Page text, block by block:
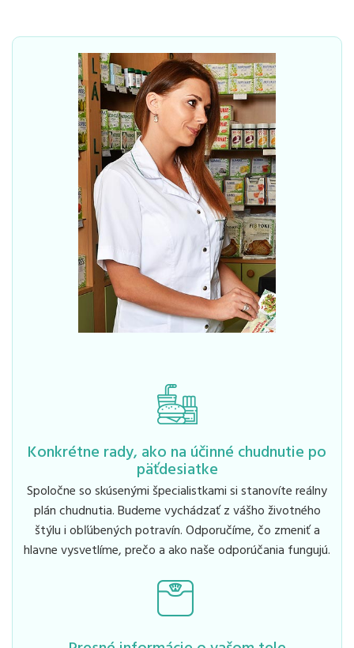
Konkrétne rady, ako na účinné chudnutie po
päťdesiatke
Spoločne so skúsenými špecialistkami si stanovíte reálny
plán chudnutia. Budeme vychádzať z vášho životného
štýlu i obľúbených potravín. Odporučíme, čo zmeniť a
hlavne vysvetlíme, prečo a ako naše odporúčania fungujú.